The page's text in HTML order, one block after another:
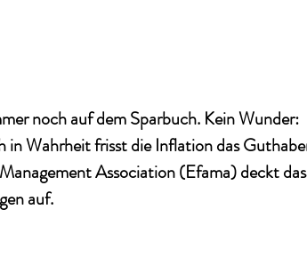
noch auf dem Sparbuch. Kein Wunder:
in Wahrheit frisst die Inflation das
Association (Efama) deckt das
auf.